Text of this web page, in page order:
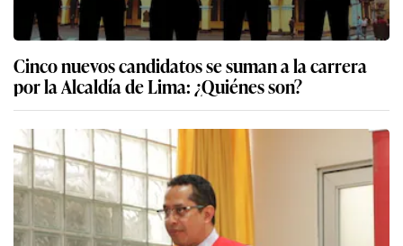
Cinco nuevos candidatos se suman a la carrera
por la Alcaldía de Lima: ¿Quiénes son?